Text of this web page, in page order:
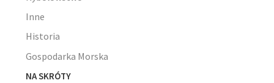
Inne
Historia
Gospodarka Morska
NA SKRÓTY